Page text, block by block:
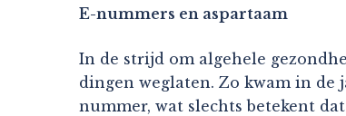
E-nummers en aspartaam
In de strijd om algehele
dingen weglaten. Zo kwam in de
nummer, wat slechts betekent